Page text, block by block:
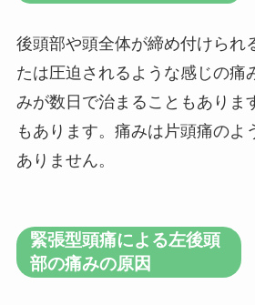
後頭部や頭全体が締め付けられ
たは圧迫されるような感じの痛
みが数日で治まることもありま
もあります。痛みは片頭痛のよ
ありません。
緊張型頭痛による左後頭
部の痛みの原因